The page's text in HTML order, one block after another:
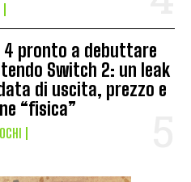
4 pronto a debuttare
Switch 2: un leak
di uscita, prezzo e
“fisica”